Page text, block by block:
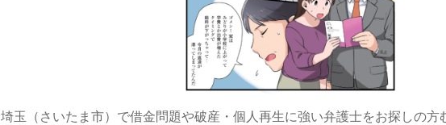
埼玉（さいたま市）で借金問題や破産・個人再生に強い弁護士をお探しの方